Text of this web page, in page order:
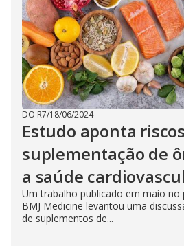
DO R7/18/06/2024
Estudo aponta
suplementação de
a saúde
Um trabalho publicado em maio no
BMJ Medicine levantou uma
de suplementos de...